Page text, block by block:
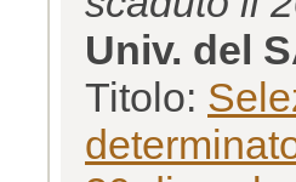
Univ. del
Titolo: